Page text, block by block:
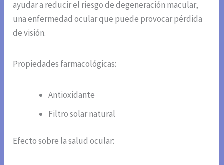
ayudar a reducir el riesgo de degeneración macular,
una enfermedad ocular que puede provocar pérdida
de visión.
Propiedades farmacológicas:
Antioxidante
Filtro solar natural
Efecto sobre la salud ocular: